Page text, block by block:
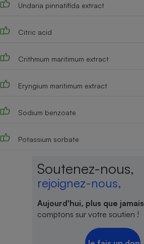
Undaria pinnatifida extract
Citric acid
Crithmum maritimum extract
Eryngium maritimum extract
Sodium benzoate
Potassium sorbate
Soutenez-nous,
rejoignez-nous,
Aujourd'hui, plus que jamais
comptons sur votre soutien !